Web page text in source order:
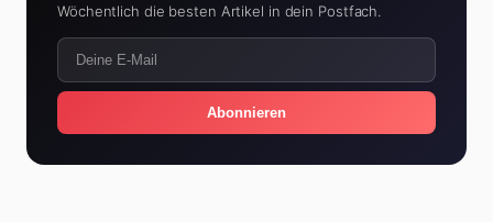
Wöchentlich die besten Artikel in dein Postfach.
Abonnieren